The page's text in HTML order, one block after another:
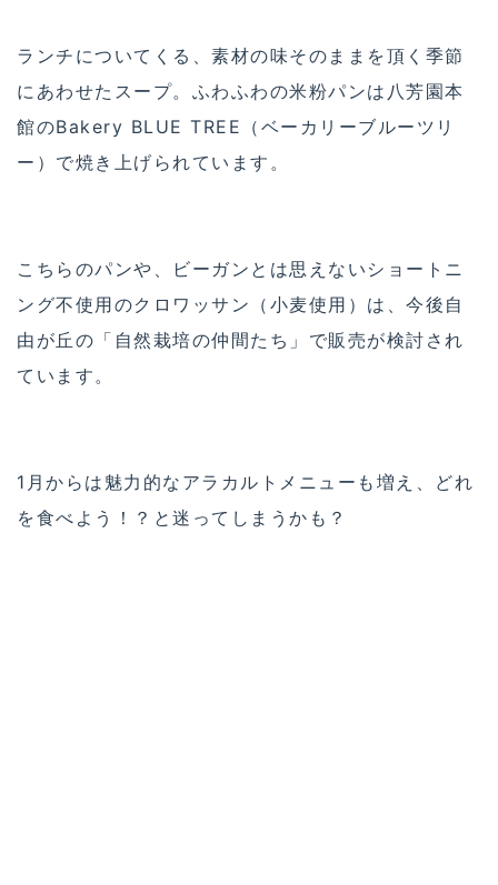
ランチについてくる、素材の味そのままを頂く季節
にあわせたスープ。ふわふわの米粉パンは八芳園本
館のBakery BLUE TREE（ベーカリーブルーツリ
ー）で焼き上げられています。
こちらのパンや、ビーガンとは思えないショートニ
ング不使用のクロワッサン（小麦使用）は、今後自
由が丘の「自然栽培の仲間たち」で販売が検討され
ています。
1月からは魅力的なアラカルトメニューも増え、どれ
を食べよう！？と迷ってしまうかも？